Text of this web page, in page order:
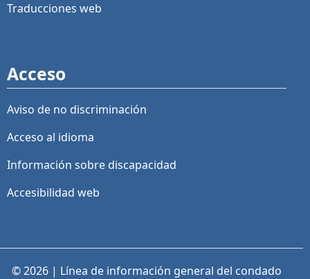
Traducciones web
Acceso
Aviso de no discriminación
Acceso al idioma
Información sobre discapacidad
Accesibilidad web
© 2026 | Línea de información general del condado